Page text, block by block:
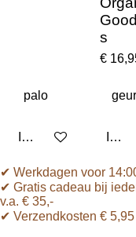
In winkelwagen
s
€
In
✔ Werkdagen voor
✔ Gratis cadeau bij
v.a. € 35,-
✔ Verzendkosten €